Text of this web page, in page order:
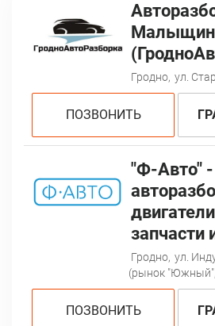
Гродно, ул.
ПОЗВОНИТЬ
"Ф-Авто" -
запчасти
Гродно, ул.
(рынок
ПОЗВОНИТЬ